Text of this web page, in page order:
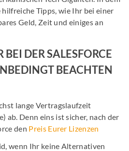
Tipps, wie Ihr bei einer
Geld, Zeit und einiges an
DER SALESFORCE
BEACHTEN
lange Vertragslaufzeit
ab. Denn eins ist sicher, nach der
den Preis Eurer Lizenzen
wenn Ihr keine Alternativen